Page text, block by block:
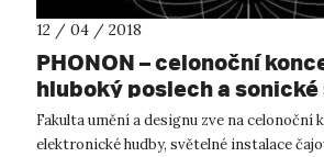
12 / 04 / 2018
PHONON – celonoční
hluboký poslech a sonické
Fakulta umění a designu zve na
elektronické hudby, světelné instalace